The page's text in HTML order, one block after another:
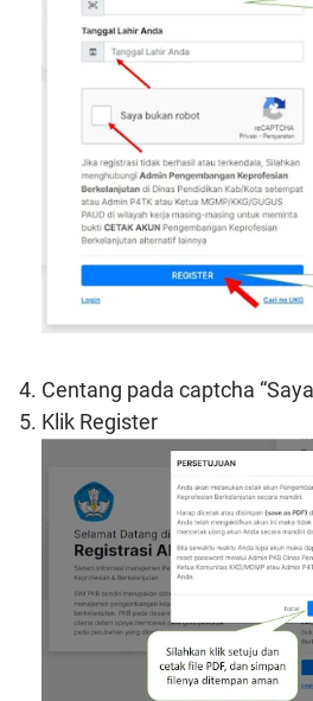
Centang pada captcha
Klik Register